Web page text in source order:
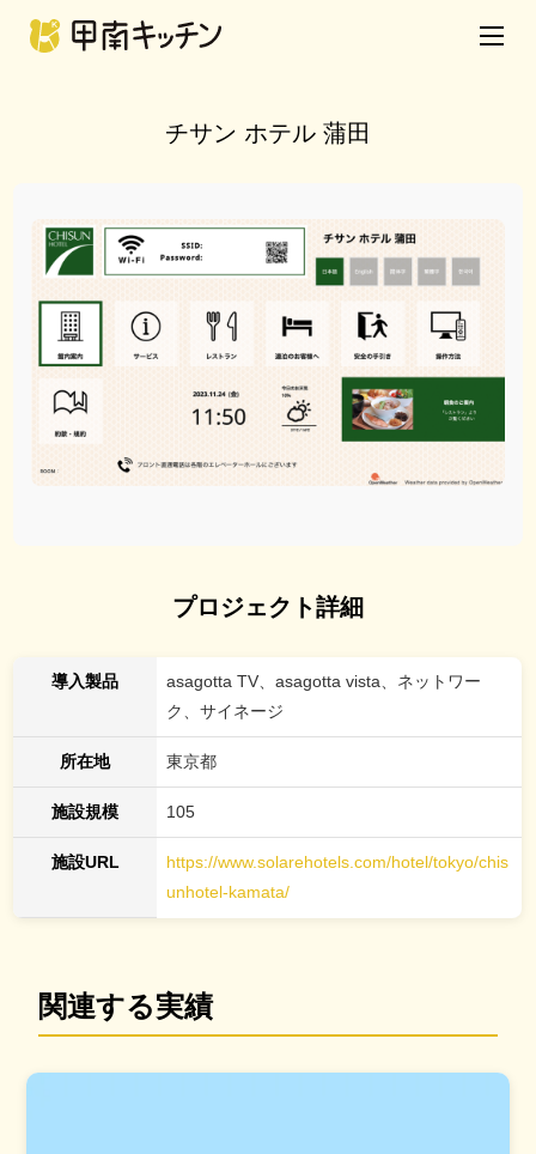
チサン ホテル 蒲田
プロジェクト詳細
導入製品
asagotta TV、asagotta vista、ネットワー
ク、サイネージ
所在地 東京都
施設規模 105
施設URL
https://www.solarehotels.com/hotel/tokyo/chis
unhotel-kamata/
関連する実績